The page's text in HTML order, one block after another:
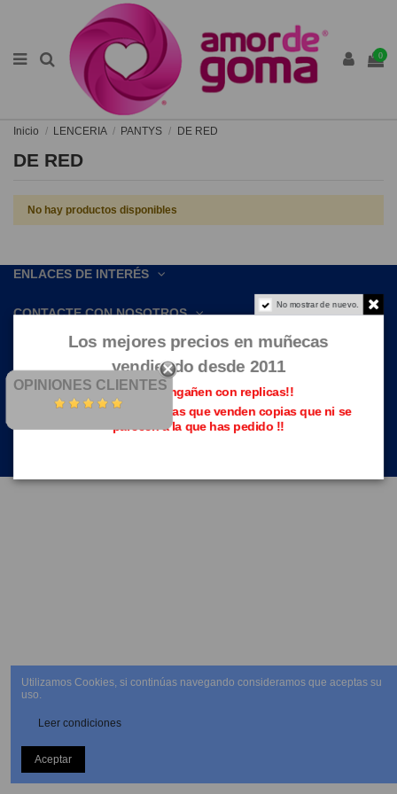
0
Inicio LENCERIA PANTYS DE RED
DE RED
No hay productos disponibles
ENLACES DE INTERÉS
CONTACTE CON NOSOTROS
OPINIONES CLIENTES
No mostrar de nuevo.
Los mejores precios en muñecas
vendiendo desde 2011
Que no te engañen con replicas!!
Evita las páginas piratas que venden copias que ni se
parecen a la que has pedido !!
Utilizamos Cookies, si continúas navegando consideramos que aceptas su
uso.
Leer condiciones
Aceptar